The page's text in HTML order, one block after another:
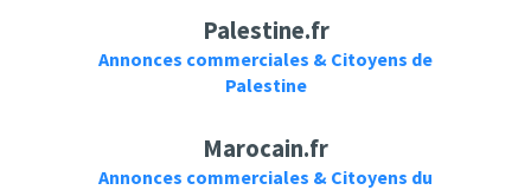
Palestine.fr
Annonces commerciales & Citoyens de
Palestine
Marocain.fr
Annonces commerciales & Citoyens du